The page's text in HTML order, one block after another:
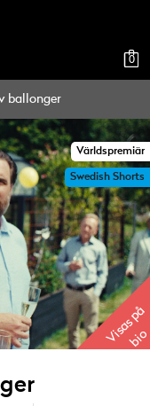
0
ballonger
Världspremiär
Swedish Shorts
Visas på
bio